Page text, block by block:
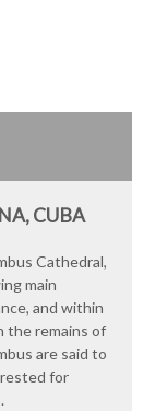
CUBA
Cathedral,
main
and within
the remains of
are said to
for